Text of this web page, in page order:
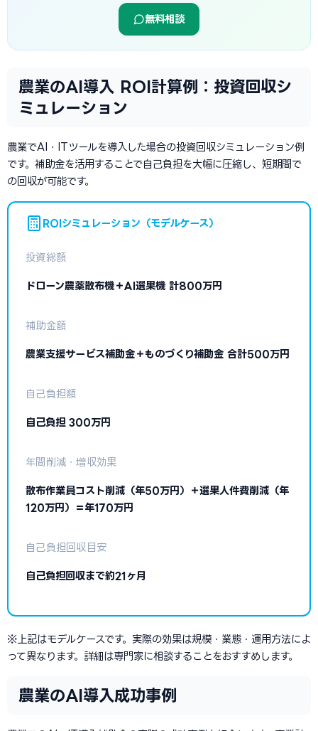
無料相談
農業のAI導入 ROI計算例：投資回収シ
ミュレーション
農業でAI・ITツールを導入した場合の投資回収シミュレーション例
です。補助金を活用することで自己負担を大幅に圧縮し、短期間で
の回収が可能です。
ROIシミュレーション（モデルケース）
投資総額
ドローン農薬散布機＋AI選果機 計800万円
補助金額
農業支援サービス補助金＋ものづくり補助金 合計500万円
自己負担額
自己負担 300万円
年間削減・増収効果
散布作業員コスト削減（年50万円）＋選果人件費削減（年
120万円）＝年170万円
自己負担回収目安
自己負担回収まで約21ヶ月
※上記はモデルケースです。実際の効果は規模・業態・運用方法によ
って異なります。詳細は専門家に相談することをおすすめします。
農業のAI導入成功事例